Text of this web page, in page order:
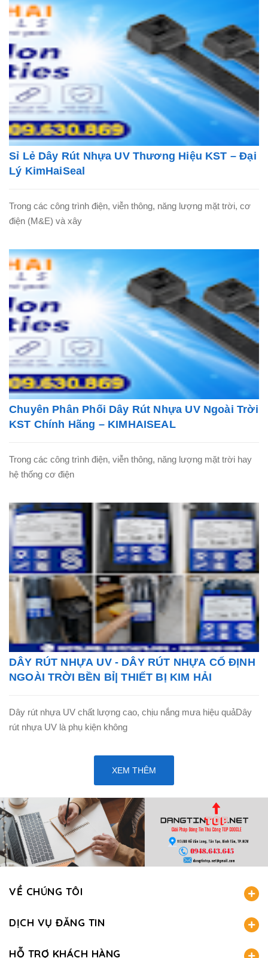
Sỉ Lẻ Dây Rút Nhựa UV Thương Hiệu KST – Đại
Lý KimHaiSeal
Trong các công trình điện, viễn thông, năng lượng mặt trời, cơ
điện (M&E) và xây
Chuyên Phân Phối Dây Rút Nhựa UV Ngoài Trời
KST Chính Hãng – KIMHAISEAL
Trong các công trình điện, viễn thông, năng lượng mặt trời hay
hệ thống cơ điện
DÂY RÚT NHỰA UV - DÂY RÚT NHỰA CỐ ĐỊNH
NGOÀI TRỜI BỀN BỈ| THIẾT BỊ KIM HẢI
Dây rút nhựa UV chất lượng cao, chịu nắng mưa hiệu quảDây
rút nhựa UV là phụ kiện không
XEM THÊM
VỀ CHÚNG TÔI
DỊCH VỤ ĐĂNG TIN
HỖ TRỢ KHÁCH HÀNG